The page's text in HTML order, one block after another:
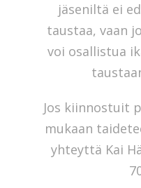
jäseniltä ei
taustaa, vaan
voi osallistua
Jos kiinnostuit
mukaan
yhteyttä Kai